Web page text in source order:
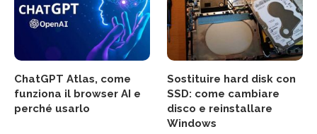
ChatGPT Atlas, come
funziona il browser AI e
perché usarlo
Sostituire hard disk con
SSD: come cambiare
disco e reinstallare
Windows